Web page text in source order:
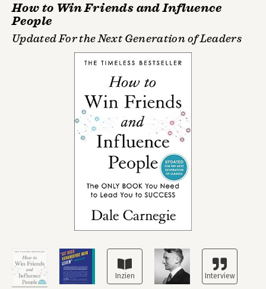
How to Win Friends and Influence
People
Updated For the Next Generation of Leaders